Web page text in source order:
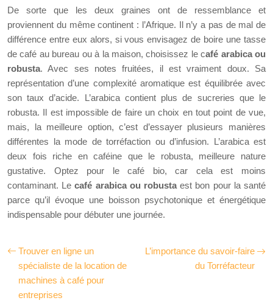
De sorte que les deux graines ont de ressemblance et
proviennent du même continent : l’Afrique. Il n’y a pas de mal de
différence entre eux alors, si vous envisagez de boire une tasse
de café au bureau ou à la maison, choisissez le café arabica ou
robusta. Avec ses notes fruitées, il est vraiment doux. Sa
représentation d’une complexité aromatique est équilibrée avec
son taux d’acide. L’arabica contient plus de sucreries que le
robusta. Il est impossible de faire un choix en tout point de vue,
mais, la meilleure option, c’est d’essayer plusieurs manières
différentes la mode de torréfaction ou d’infusion. L’arabica est
deux fois riche en caféine que le robusta, meilleure nature
gustative. Optez pour le café bio, car cela est moins
contaminant. Lecafé arabica ou robusta est bon pour la santé
parce qu’il évoque une boisson psychotonique et énergétique
indispensable pour débuter une journée.
Trouver en ligne un
spécialiste de la location de
machines à café pour
entreprises
L’importance du savoir-faire
du Torréfacteur